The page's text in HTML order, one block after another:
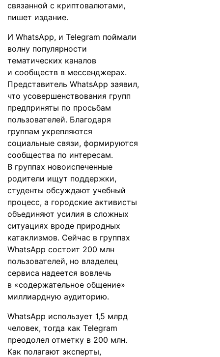
связанной с криптовалютами,
пишет издание.
И WhatsApp, и Telegram поймали
волну популярности
тематических каналов
и сообществ в мессенджерах.
Представитель WhatsApp заявил,
что усовершенствования групп
предприняты по просьбам
пользователей. Благодаря
группам укрепляются
социальные связи, формируются
сообщества по интересам.
В группах новоиспеченные
родители ищут поддержки,
студенты обсуждают учебный
процесс, а городские активисты
объединяют усилия в сложных
ситуациях вроде природных
катаклизмов. Сейчас в группах
WhatsApp состоит 200 млн
пользователей, но владелец
сервиса надеется вовлечь
в «содержательное общение»
миллиардную аудиторию.
WhatsApp использует 1,5 млрд
человек, тогда как Telegram
преодолел отметку в 200 млн.
Как полагают эксперты,